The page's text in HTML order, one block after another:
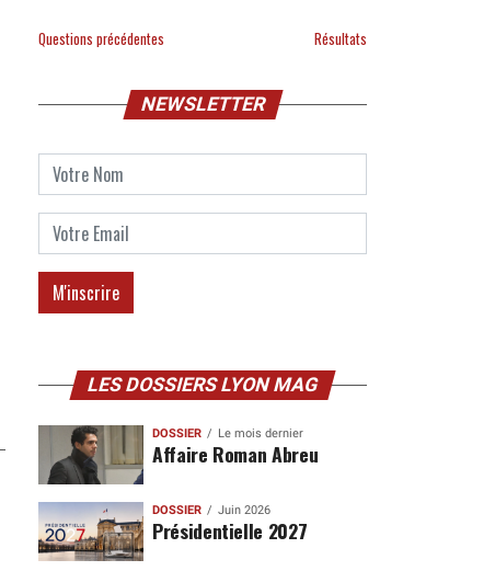
Questions précédentes Résultats
NEWSLETTER
LES DOSSIERS LYON MAG
DOSSIER Le mois dernier
Affaire Roman Abreu
DOSSIER Juin 2026
Présidentielle 2027